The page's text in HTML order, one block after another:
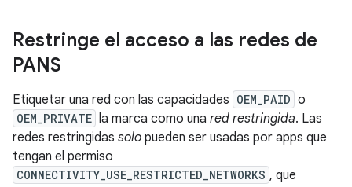
Restringe el acceso a las redes de
PANS
Etiquetar una red con las capacidades OEM_PAID o
OEM_PRIVATE la marca como una red restringida. Las
redes restringidas solo pueden ser usadas por apps que
tengan el permiso
CONNECTIVITY_USE_RESTRICTED_NETWORKS , que